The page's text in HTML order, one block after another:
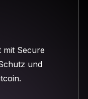
mit Secure
und